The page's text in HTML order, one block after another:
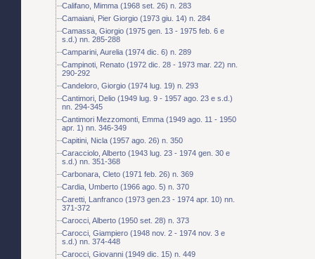
Califano, Mimma (1968 set. 26) n. 283
Camaiani, Pier Giorgio (1973 giu. 14) n. 284
Camassa, Giorgio (1975 gen. 13 - 1975 feb. 6 e
s.d.) nn. 285-288
Camparini, Aurelia (1974 dic. 6) n. 289
Campinoti, Renato (1972 dic. 28 - 1973 mar. 22) nn.
290-292
Candeloro, Giorgio (1974 lug. 19) n. 293
Cantimori, Delio (1949 lug. 9 - 1957 ago. 23 e s.d.)
nn. 294-345
Cantimori Mezzomonti, Emma (1949 ago. 11 - 1950
apr. 1) nn. 346-349
Capitini, Nicla (1957 ago. 26) n. 350
Caracciolo, Alberto (1943 lug. 23 - 1974 gen. 30 e
s.d.) nn. 351-368
Carbonara, Cleto (1971 feb. 26) n. 369
Cardia, Umberto (1966 ago. 5) n. 370
Caretti, Lanfranco (1973 gen.23 - 1974 apr. 10) nn.
371-372
Carocci, Alberto (1950 set. 28) n. 373
Carocci, Giampiero (1948 nov. 2 - 1974 nov. 3 e
s.d.) nn. 374-448
Carocci, Giovanni (1949 dic. 15) n. 449